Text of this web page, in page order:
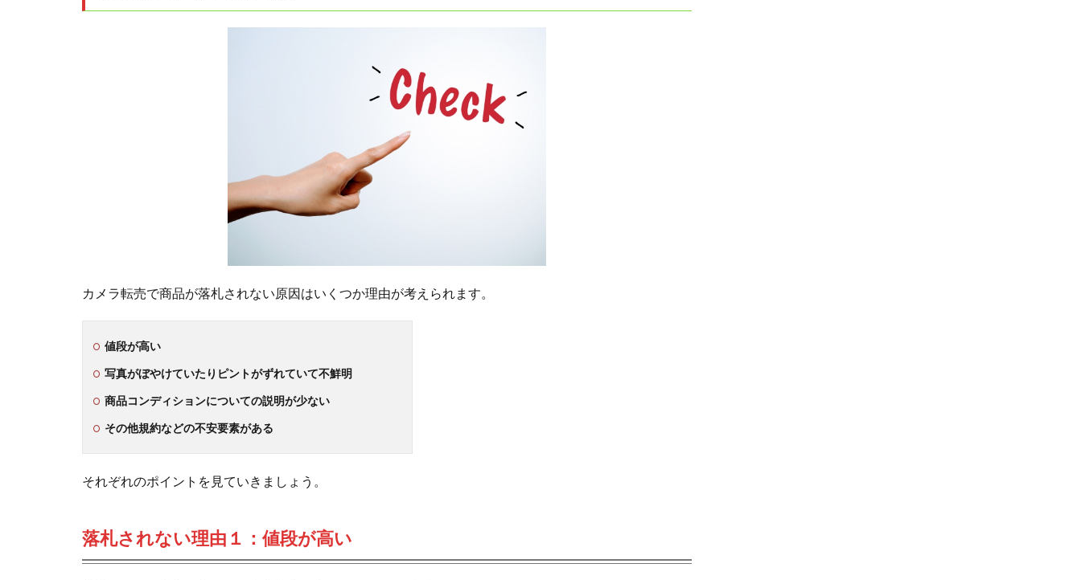
カメラ転売で商品が落札されない原因はいくつか理由が考えられます。
値段が高い
写真がぼやけていたりピントがずれていて不鮮明
商品コンディションについての説明が少ない
その他規約などの不安要素がある
それぞれのポイントを見ていきましょう。
落札されない理由１：値段が高い